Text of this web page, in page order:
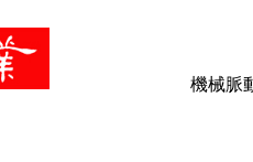
機械脈